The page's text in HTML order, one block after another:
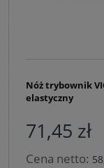
Nóż trybownik
elastyczny
71,45 zł
Cena netto: